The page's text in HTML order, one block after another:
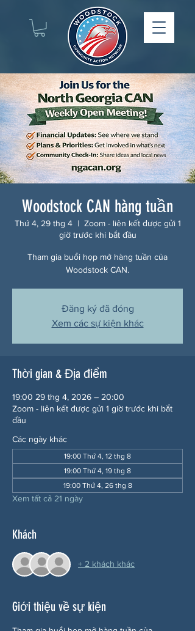
Woodstock CAN hàng tuần
Thứ 4, 29 thg 4
  |
Zoom - liên kết được gửi 1
giờ trước khi bắt đầu
Tham gia buổi họp mở hàng tuần của
Woodstock CAN.
Đăng ký đã đóng
Xem các sự kiện khác
Thời gian & Địa điểm
19:00 29 thg 4, 2026 – 20:00
Zoom - liên kết được gửi 1 giờ trước khi bắt
đầu
Các ngày khác
19:00 Thứ 4, 12 thg 8
19:00 Thứ 4, 19 thg 8
19:00 Thứ 4, 26 thg 8
Xem tất cả 21 ngày
Khách
+ 2 khách khác
Giới thiệu về sự kiện